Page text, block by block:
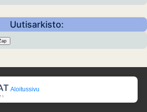
Uutisarkisto:
Aloitussivu